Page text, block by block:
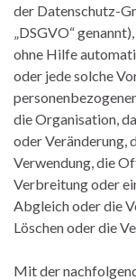
der Datenschutz-
„DSGVO“
ohne Hilfe
oder jede solche
die Organisation,
oder Veränderung,
Verwendung, die
Verbreitung oder
Abgleich oder die
Löschen oder die
Mit der